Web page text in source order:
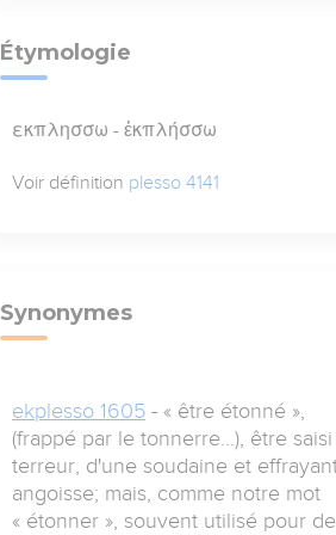
Étymologie
εκπλησσω - ἐκπλήσσω
Voir définition plesso 4141
Synonymes
ekplesso 1605- « être étonné »,
(frappé par le tonnerre...), être
terreur, d'une soudaine et
angoisse; mais, comme notre mot
« étonner », souvent utilisé pour